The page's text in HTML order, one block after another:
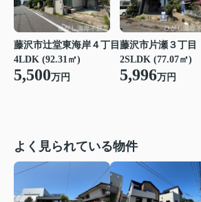
藤沢市辻堂東海岸４丁目
4LDK (92.31㎡)
5,500万円
藤沢市片瀬３丁目
2SLDK (77.07㎡)
5,996万円
よく見られている物件